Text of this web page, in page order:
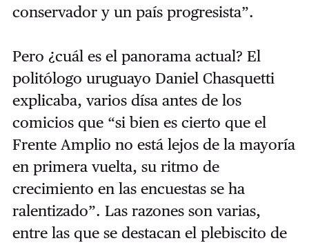
conservador y un país progresista”.
Pero ¿cuál es el panorama actual? El
politólogo uruguayo Daniel Chasquetti
explicaba, varios dísa antes de los
comicios que “si bien es cierto que el
Frente Amplio no está lejos de la mayoría
en primera vuelta, su ritmo de
crecimiento en las encuestas se ha
ralentizado”. Las razones son varias,
entre las que se destacan el plebiscito de